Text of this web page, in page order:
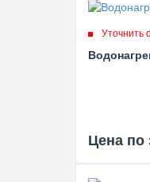
Уточнить
Цена по